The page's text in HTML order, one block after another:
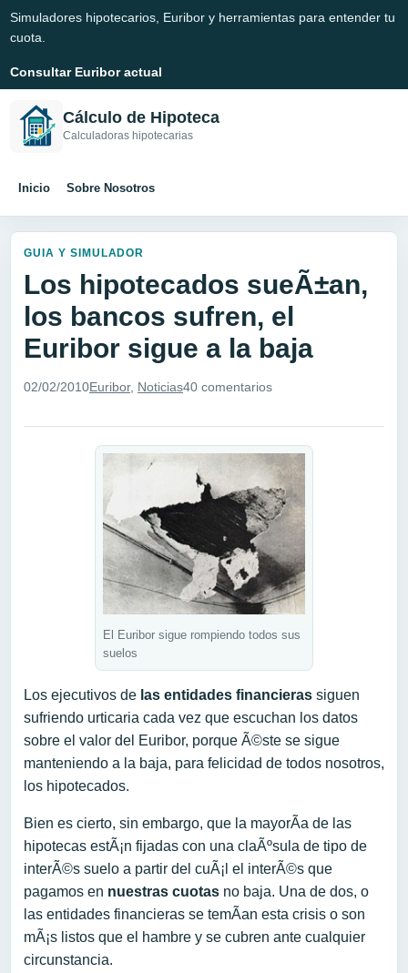
Simuladores hipotecarios, Euribor y herramientas para entender tu
cuota.
Consultar Euribor actual
Cálculo de Hipoteca
Calculadoras hipotecarias
Inicio Sobre Nosotros
GUIA Y SIMULADOR
Los hipotecados sueÃ±an,
los bancos sufren, el
Euribor sigue a la baja
02/02/2010Euribor, Noticias40 comentarios
El Euribor sigue rompiendo todos sus
suelos
Los ejecutivos de las entidades financieras siguen
sufriendo urticaria cada vez que escuchan los datos
sobre el valor del Euribor, porque Ã©ste se sigue
manteniendo a la baja, para felicidad de todos nosotros,
los hipotecados.
Bien es cierto, sin embargo, que la mayorÃ­a de las
hipotecas estÃ¡n fijadas con una claÃºsula de tipo de
interÃ©s suelo a partir del cuÃ¡l el interÃ©s que
pagamos en nuestras cuotas no baja. Una de dos, o
las entidades financieras se temÃ­an esta crisis o son
mÃ¡s listos que el hambre y se cubren ante cualquier
circunstancia.